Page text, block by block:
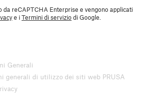
da reCAPTCHA Enterprise e vengono applicati
e iTermini di serviziodi Google.
Generali
generali di utilizzo dei siti web PRUSA